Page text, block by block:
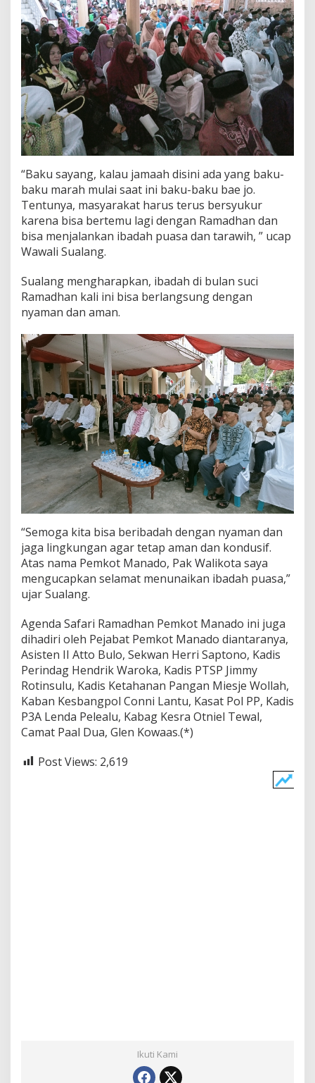
“Baku sayang, kalau jamaah disini ada yang baku-
baku marah mulai saat ini baku-baku bae jo.
Tentunya, masyarakat harus terus bersyukur
karena bisa bertemu lagi dengan Ramadhan dan
bisa menjalankan ibadah puasa dan tarawih, ” ucap
Wawali Sualang.
Sualang mengharapkan, ibadah di bulan suci
Ramadhan kali ini bisa berlangsung dengan
nyaman dan aman.
“Semoga kita bisa beribadah dengan nyaman dan
jaga lingkungan agar tetap aman dan kondusif.
Atas nama Pemkot Manado, Pak Walikota saya
mengucapkan selamat menunaikan ibadah puasa,”
ujar Sualang.
Agenda Safari Ramadhan Pemkot Manado ini juga
dihadiri oleh Pejabat Pemkot Manado diantaranya,
Asisten II Atto Bulo, Sekwan Herri Saptono, Kadis
Perindag Hendrik Waroka, Kadis PTSP Jimmy
Rotinsulu, Kadis Ketahanan Pangan Miesje Wollah,
Kaban Kesbangpol Conni Lantu, Kasat Pol PP, Kadis
P3A Lenda Pelealu, Kabag Kesra Otniel Tewal,
Camat Paal Dua, Glen Kowaas.(*)
Post Views: 2,619
Ikuti Kami